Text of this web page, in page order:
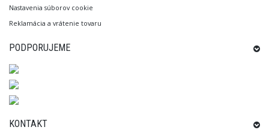
Nastavenia súborov cookie
Reklamácia a vrátenie tovaru
PODPORUJEME
KONTAKT